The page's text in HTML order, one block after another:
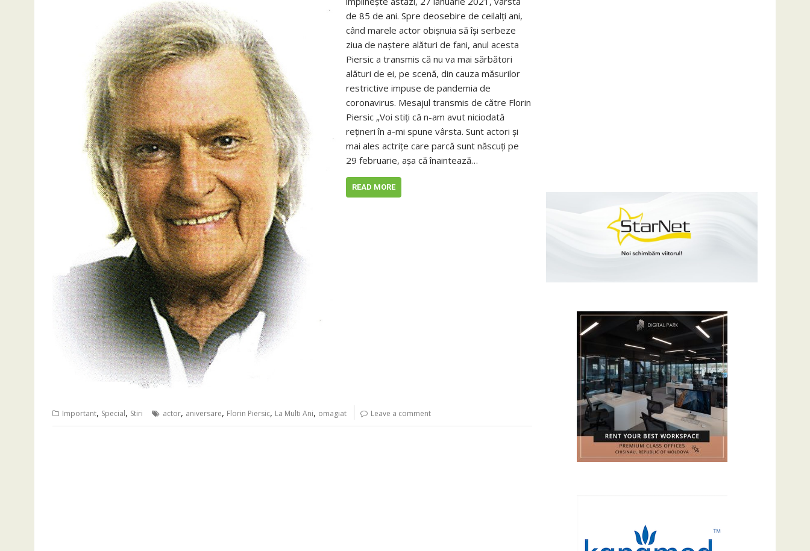
de 85 de ani. Spre deosebire de ceilalți ani,
când marele actor obișnuia să își serbeze
ziua de naștere alături de fani, anul acesta
Piersic a transmis că nu va mai sărbători
alături de ei, pe scenă, din cauza măsurilor
restrictive impuse de pandemia de
coronavirus. Mesajul transmis de către Florin
Piersic „Voi stiţi că n-am avut niciodată
reţineri în a-mi spune vârsta. Sunt actori şi
mai ales actriţe care parcă sunt născuți pe
29 februarie, aşa că înaintează…
READ MORE
Important, Special, Stiri actor, aniversare, Florin Piersic, La Multi Ani, omagiat Leave a comment